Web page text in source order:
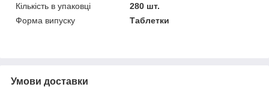
Кількість в упаковці
280 шт.
Форма випуску
Таблетки
Умови доставки